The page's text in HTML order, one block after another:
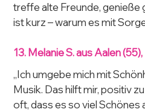
treffe alte Freunde, genieße
ist kurz – warum es mit
13. Melanie S. aus Aalen
„Ich umgebe mich mit
Musik. Das hilft mir, positiv
oft, dass es so viel Schönes